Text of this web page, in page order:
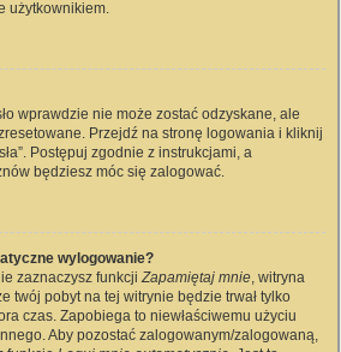
użytkownikiem.
wprawdzie nie może zostać odzyskane, ale
Przejdź na stronę logowania i kliknij
Postępuj zgodnie z instrukcjami, a
będziesz móc się zalogować.
wylogowanie?
zaznaczysz funkcjiZapamiętaj mnie, witryna
twój pobyt na tej witrynie będzie trwał tylko
czas. Zapobiega to niewłaściwemu użyciu
Aby pozostać zalogowanym/zalogowaną,